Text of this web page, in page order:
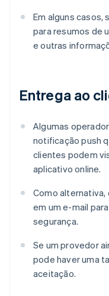
Em alguns casos,
para resumos de
e outras
Entrega ao
Algumas
notificação push
clientes podem
aplicativo online.
Como alternativa,
em um e-mail
segurança.
Se um provedor
pode haver uma
aceitação.